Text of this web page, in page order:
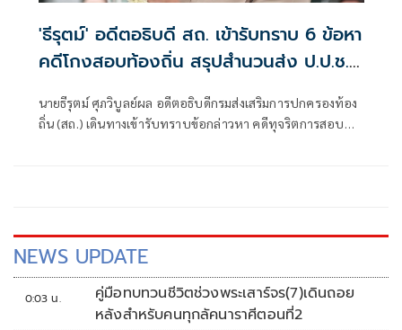
'ธีรุตม์' อดีตอธิบดี สถ. เข้ารับทราบ 6 ข้อหา
คดีโกงสอบท้องถิ่น สรุปสำนวนส่ง ป.ป.ช.
นายธีรุตม์ ศุภวิบูลย์ผล อดีตอธิบดีกรมส่งเสริมการปกครองท้อง
ถิ่น (สถ.) เดินทางเข้ารับทราบข้อกล่าวหา คดีทุจริตการสอบ
NEWS UPDATE
0:03 น.
คู่มือทบทวนชีวิตช่วงพระเสาร์จร(7)เดินถอย
หลังสำหรับคนทุกลัคนาราศีตอนที่2